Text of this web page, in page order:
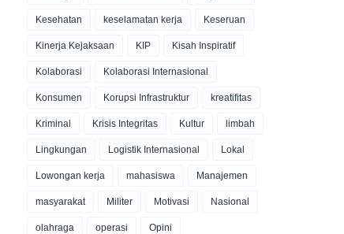
Kesehatan keselamatan kerja Keseruan
Kinerja Kejaksaan KIP Kisah Inspiratif
Kolaborasi Kolaborasi Internasional
Konsumen Korupsi Infrastruktur kreatifitas
Kriminal Krisis Integritas Kultur limbah
Lingkungan Logistik Internasional Lokal
Lowongan kerja mahasiswa Manajemen
masyarakat Militer Motivasi Nasional
olahraga operasi Opini